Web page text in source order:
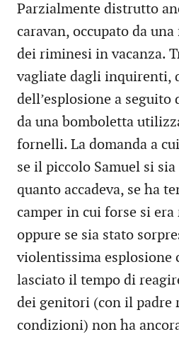
Parzialmente distrutto
caravan, occupato da
dei riminesi in vacanza.
vagliate dagli inquirenti,
dell’esplosione a seguito
da una bomboletta
fornelli. La domanda a
se il piccolo Samuel si
quanto accadeva, se ha
camper in cui forse si
oppure se sia stato
violentissima esplosione
lasciato il tempo di
dei genitori (con il padre
condizioni) non ha